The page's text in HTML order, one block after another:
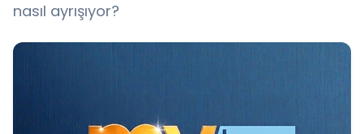
nasıl ayrışıyor?